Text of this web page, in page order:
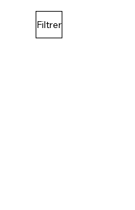
Filtrer